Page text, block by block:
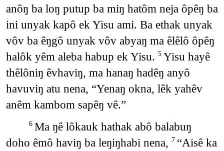
anôŋ ba loŋ putup ba miŋ hatôm neja ôpêŋ ba
ini unyak kapô ek Yisu ami. Ba ethak unyak
vôv ba êŋgô unyak vôv abyaŋ ma êlêlô ôpêŋ
halôk yêm aleba habup ek Yisu. 5 Yisu hayê
thêlôniŋ êvhaviŋ, ma hanaŋ hadêŋ anyô
havuviŋ atu nena, “Yenaŋ okna, lêk yahêv
anêm kambom sapêŋ vê.”
6 Ma ŋê lôkauk hathak abô balabuŋ
doho êmô haviŋ ba leŋiŋhabi nena, 7 “Aisê ka